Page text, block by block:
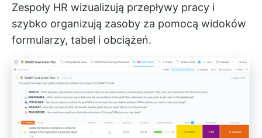
Zespoły HR wizualizują przepływy pracy i
szybko organizują zasoby za pomocą widoków
formularzy, tabel i obciążeń.